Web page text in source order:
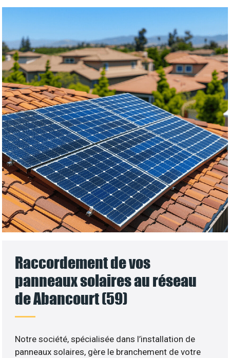
Raccordement de vos
panneaux solaires au réseau
de Abancourt (59)
Notre société, spécialisée dans l’installation de
panneaux solaires, gère le branchement de votre